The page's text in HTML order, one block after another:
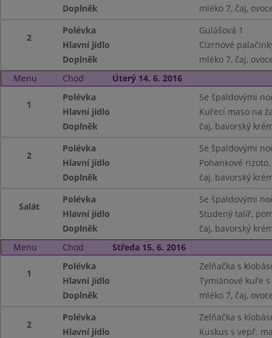
Doplněk
mléko 7, čaj,
2
Polévka
Gulášová 1
Hlavní jídlo
Cizrnové
Doplněk
mléko 7, čaj,
Menu
Chod Úterý 14. 6. 2016
1
Polévka
Se špaldovými
Hlavní jídlo
Kuřecí maso na
Doplněk
čaj, bavorský
2
Polévka
Se špaldovými
Hlavní jídlo
Pohankové
Doplněk
čaj, bavorský
Salát
Polévka
Se špaldovými
Hlavní jídlo
Studený talíř,
Doplněk
čaj, bavorský
Menu
Chod Středa 15. 6. 2016
1
Polévka
Zelňačka s
Hlavní jídlo
Tymiánové kuře
Doplněk
mléko 7, čaj,
2
Polévka
Zelňačka s
Hlavní jídlo
Kuskus s vepř.